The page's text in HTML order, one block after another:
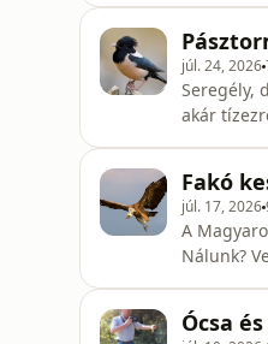
júl. 24, 2026
Seregély,
akár
Fakó
júl. 17, 2026
A
Nálunk?
Ócsa